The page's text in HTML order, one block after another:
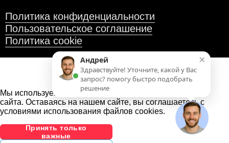
Политика конфиденциальности
Пользовательское соглашение
Политика cookie
Мы используем файлы cookies
сайта. Оставаясь на нашем сайте, вы соглашаетесь с
условиями использования файлов cookies.
Принять только
важные
×
Андрей
Здравствуйте! Уточните, какой у Вас
запрос? помогу быстро подобрать
решение